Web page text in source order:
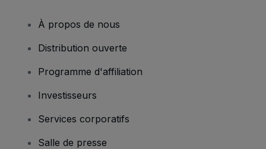
À propos de nous
Distribution ouverte
Programme d'affiliation
Investisseurs
Services corporatifs
Salle de presse